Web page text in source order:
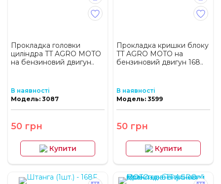
Прокладка головки
циліндра TT AGRO MOTO
на бензиновий двигун..
В наявності
Модель: 3087
50 грн
Купити
Прокладка кришки блоку
TT AGRO MOTO на
бензиновий двигун 168..
В наявності
Модель: 3599
50 грн
Купити